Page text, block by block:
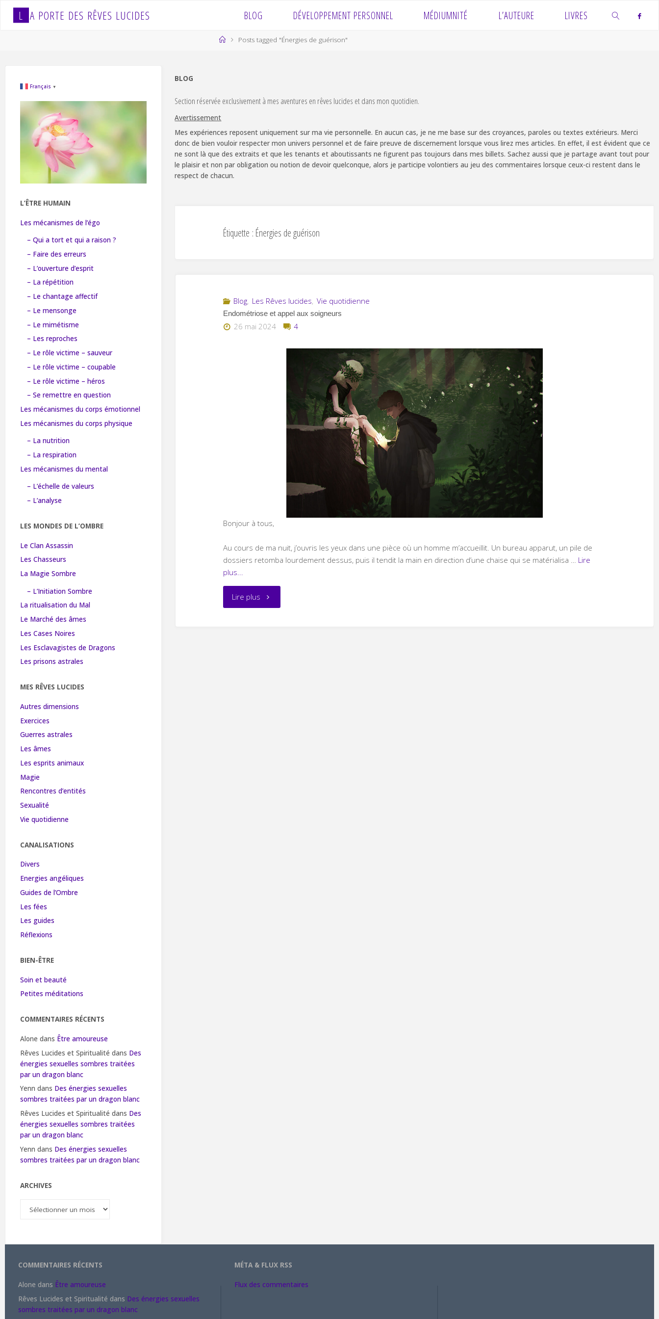
L A PORTE DES RÊVES LUCIDES BLOG DÉVELOPPEMENT PERSONNEL MÉDIUMNITÉ L’AUTEURE LIVRES
HomePosts tagged "Énergies de guérison"
BLOG
Section réservée exclusivement à mes aventures en rêves lucides et dans mon quotidien.
Avertissement
Mes expériences reposent uniquement sur ma vie personnelle. En aucun cas, je ne me base sur des croyances, paroles ou textes extérieurs. Merci
donc de bien vouloir respecter mon univers personnel et de faire preuve de discernement lorsque vous lirez mes articles. En effet, il est évident que ce
ne sont là que des extraits et que les tenants et aboutissants ne figurent pas toujours dans mes billets. Sachez aussi que je partage avant tout pour
le plaisir et non par obligation ou notion de devoir quelconque, alors je participe volontiers au jeu des commentaires lorsque ceux-ci restent dans le
respect de chacun.
Étiquette : Énergies de guérison
Blog, Les Rêves lucides, Vie quotidienne
Endométriose et appel aux soigneurs
26 mai 2024 4
Bonjour à tous,
Au cours de ma nuit, j’ouvris les yeux dans une pièce où un homme m’accueillit. Un bureau apparut, un pile de
dossiers retomba lourdement dessus, puis il tendit la main en direction d’une chaise qui se matérialisa … Lire
plus...
Lire plus "Endométriose
Français ▼
L’ÊTRE HUMAIN
Les mécanismes de l’égo
– Qui a tort et qui a raison ?
– Faire des erreurs
– L’ouverture d’esprit
– La répétition
– Le chantage affectif
– Le mensonge
– Le mimétisme
– Les reproches
– Le rôle victime – sauveur
– Le rôle victime – coupable
– Le rôle victime – héros
– Se remettre en question
Les mécanismes du corps émotionnel
Les mécanismes du corps physique
– La nutrition
– La respiration
Les mécanismes du mental
– L’échelle de valeurs
– L’analyse
LES MONDES DE L’OMBRE
Le Clan Assassin
Les Chasseurs
La Magie Sombre
– L’Initiation Sombre
La ritualisation du Mal
Le Marché des âmes
Les Cases Noires
Les Esclavagistes de Dragons
Les prisons astrales
MES RÊVES LUCIDES
Autres dimensions
Exercices
Guerres astrales
Les âmes
Les esprits animaux
Magie
Rencontres d’entités
Sexualité
Vie quotidienne
CANALISATIONS
Divers
Energies angéliques
Guides de l’Ombre
Les fées
Les guides
Réflexions
BIEN-ÊTRE
Soin et beauté
Petites méditations
COMMENTAIRES RÉCENTS
Alone dans Être amoureuse
Rêves Lucides et Spiritualité dans Des
énergies sexuelles sombres traitées
par un dragon blanc
Yenn dans Des énergies sexuelles
sombres traitées par un dragon blanc
Rêves Lucides et Spiritualité dans Des
énergies sexuelles sombres traitées
par un dragon blanc
Yenn dans Des énergies sexuelles
sombres traitées par un dragon blanc
ARCHIVES
COMMENTAIRES RÉCENTS
Alone dans Être amoureuse
Rêves Lucides et Spiritualité dans Des énergies sexuelles
sombres traitées par un dragon blanc
MÉTA & FLUX RSS
Flux des commentaires